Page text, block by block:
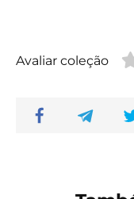
Avaliar coleção